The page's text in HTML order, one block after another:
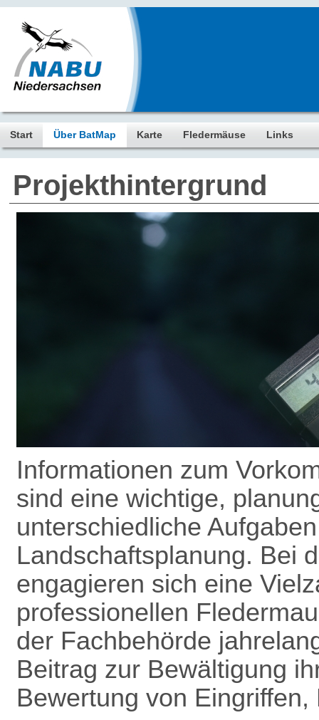
Start Über BatMap Karte Fledermäuse Links
Projekthintergrund
Informationen zum
sind eine wichtige,
unterschiedliche
Landschafts­planung. Bei
engagieren sich eine
professionellen
der Fachbehörde
Beitrag zur Bewältigung
Bewertung von